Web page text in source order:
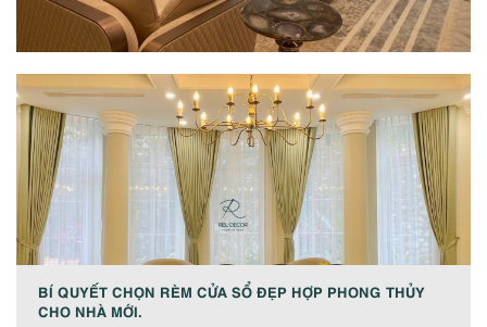
BÍ QUYẾT CHỌN RÈM CỬA SỔ ĐẸP HỢP PHONG THỦY
CHO NHÀ MỚI.